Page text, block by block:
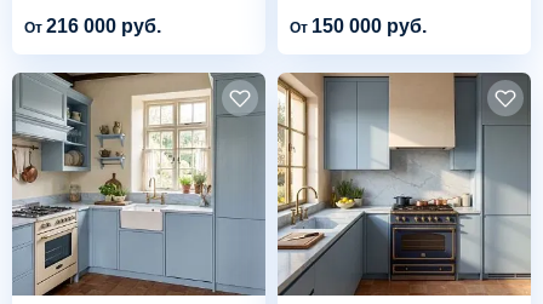
От 216 000 руб. От 150 000 руб.